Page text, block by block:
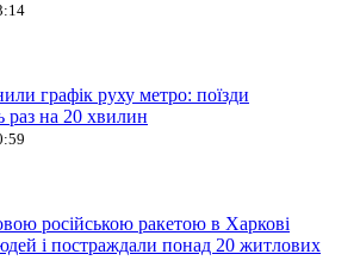
графік руху метро: поїзди
раз на 20 хвилин
російською ракетою в Харкові
і постраждали понад 20 житлових